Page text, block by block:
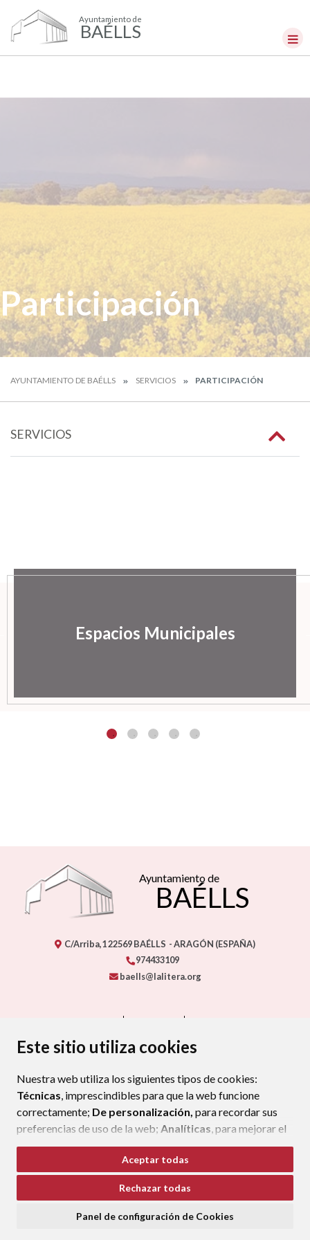
Este sitio utiliza cookies
Nuestra web utiliza los siguientes tipos de cookies:
Técnicas, imprescindibles para que la web funcione
correctamente; De personalización, para recordar sus
preferencias de uso de la web; Analíticas, para mejorar el
funcionamiento de la web y sus servicios.
Si acepta pulsando el botón“Aceptar todas”
consideramos que acepta su uso. Si pulsa el botón
ninguna acción, se guardarán las cookies técnicas
Aceptar todas
Rechazar todas
Panel de configuración de Cookies
Ayuntamiento de
BAÉLLS
Participación
AYUNTAMIENTO DE BAÉLLS SERVICIOS PARTICIPACIÓN
SERVICIOS
Espacios Municipales
Ayuntamiento de
BAÉLLS
C/Arriba,122569BAÉLLS - ARAGÓN (ESPAÑA)
974433109
baells@lalitera.org
PROTECCIÓN DE DATOS
POLÍTICA DE COOKIES